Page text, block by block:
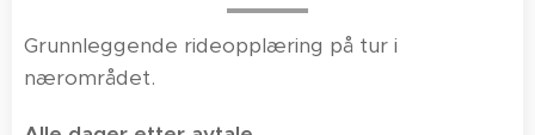
Grunnleggende rideopplæring på tur i
nærområdet.